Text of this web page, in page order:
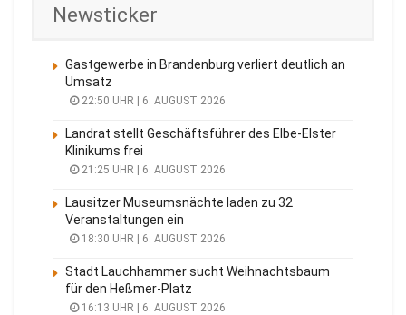
Newsticker
Gastgewerbe in Brandenburg verliert deutlich an
Umsatz
22:50 UHR | 6. AUGUST 2026
Landrat stellt Geschäftsführer des Elbe-Elster
Klinikums frei
21:25 UHR | 6. AUGUST 2026
Lausitzer Museumsnächte laden zu 32
Veranstaltungen ein
18:30 UHR | 6. AUGUST 2026
Stadt Lauchhammer sucht Weihnachtsbaum
für den Heßmer-Platz
16:13 UHR | 6. AUGUST 2026